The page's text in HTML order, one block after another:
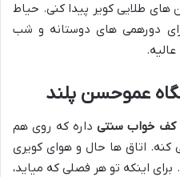
طلایی کویر پیدا کنی. حیاط
دورهمی های دوستانه و شب
عموحسن پلند
داره که روی هم
رو پذیرایی کنه. اتاق ها حال و هوای کویری
اینکه تو هر فصلی که میاید،